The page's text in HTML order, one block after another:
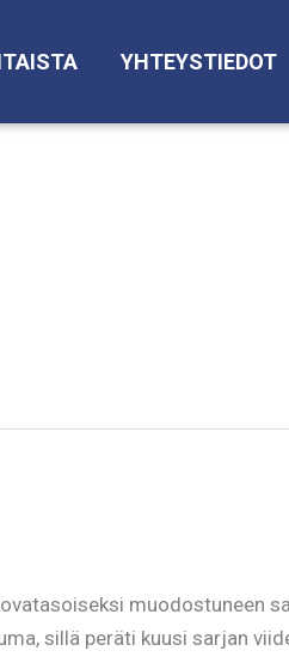
YHTEYSTIEDOT
muodostuneen
sillä peräti kuusi sarjan